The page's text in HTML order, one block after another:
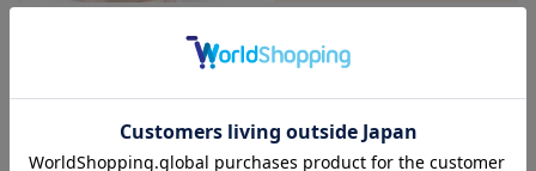
ンツ特集
お気に入り商品を確認する